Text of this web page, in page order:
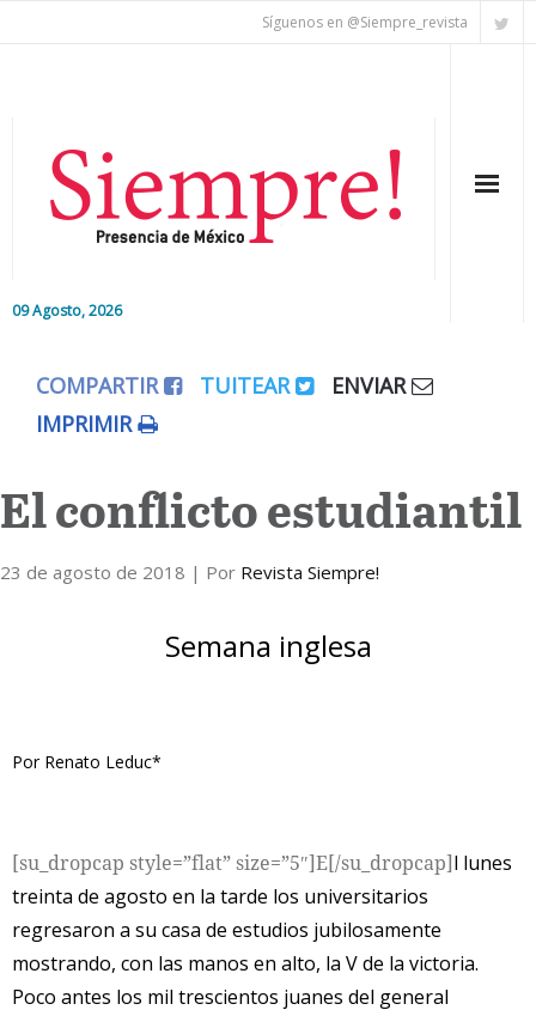
Síguenos en @Siempre_revista
09 Agosto, 2026
Editorial
Colaboradores
Internacional
COMPARTIR TUITEAR
ENVIAR
IMPRIMIR
El conflicto estudiantil
23 de agosto de 2018 | Por Revista Siempre!
Semana inglesa
Por Renato Leduc*
[su_dropcap style=”flat” size=”5″]E[/su_dropcap]l lunes
treinta de agosto en la tarde los universitarios
regresaron a su casa de estudios jubilosamente
mostrando, con las manos en alto, la V de la victoria.
Poco antes los mil trescientos juanes del general